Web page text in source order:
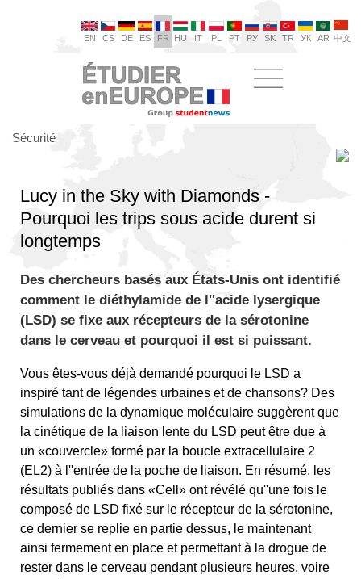
EN CS DE ES FR HU IT PL PT РУ SK TR УК AR 中文
Sécurité
Lucy in the Sky with Diamonds -
Pourquoi les trips sous acide durent si
longtemps
Des chercheurs basés aux États-Unis ont identifié
comment le diéthylamide de l''acide lysergique
(LSD) se fixe aux récepteurs de la sérotonine
dans le cerveau et pourquoi il est si puissant.
Vous êtes-vous déjà demandé pourquoi le LSD a
inspiré tant de légendes urbaines et de chansons? Des
simulations de la dynamique moléculaire suggèrent que
la cinétique de la liaison lente du LSD peut être due à
un «couvercle» formé par la boucle extracellulaire 2
(EL2) à l''entrée de la poche de liaison. En résumé, les
résultats publiés dans «Cell» ont révélé qu''une fois le
composé de LSD fixé sur le récepteur de la sérotonine,
ce dernier se replie en partie dessus, le maintenant
ainsi fermement en place et permettant à la drogue de
rester dans le cerveau pendant plusieurs heures, voire